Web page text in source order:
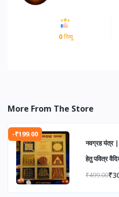
0रिव्यु
More From The Store
-₹199.00
नवग्रह यंत्र
हेतु पवित्र
एवं आध्यात्मिक
₹499.00